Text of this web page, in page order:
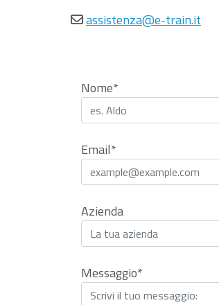
assistenza@e-train.it
Nome*
Email*
Azienda
Messaggio*